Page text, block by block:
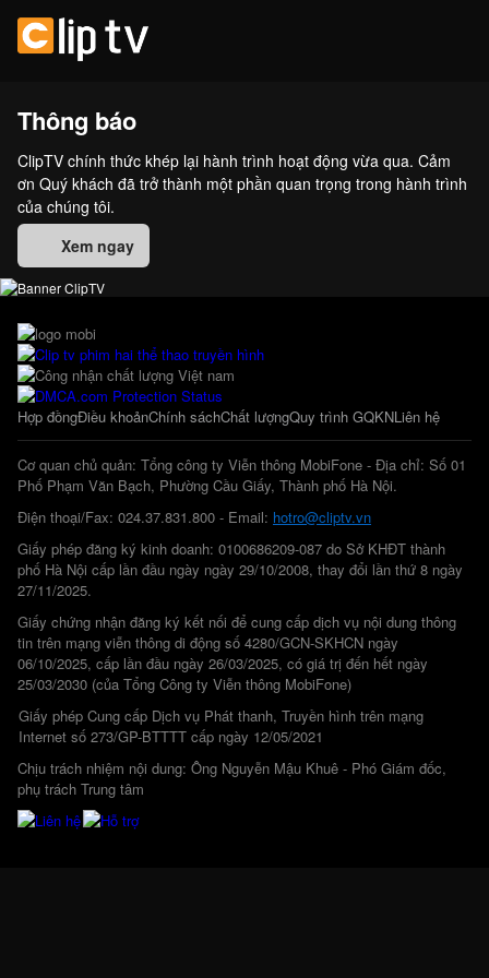
Thông báo
ClipTV chính thức khép lại hành trình hoạt động vừa qua. Cảm
ơn Quý khách đã trở thành một phần quan trọng trong hành trình
của chúng tôi.
Xem ngay
Hợp đồngĐiều khoảnChính sáchChất lượngQuy trình GQKNLiên hệ
Cơ quan chủ quản: Tổng công ty Viễn thông MobiFone - Địa chỉ: Số 01
Phố Phạm Văn Bạch, Phường Cầu Giấy, Thành phố Hà Nội.
Điện thoại/Fax: 024.37.831.800 - Email: hotro@cliptv.vn
Giấy phép đăng ký kinh doanh: 0100686209-087 do Sở KHĐT thành
phố Hà Nội cấp lần đầu ngày ngày 29/10/2008, thay đổi lần thứ 8 ngày
27/11/2025.
Giấy chứng nhận đăng ký kết nối để cung cấp dịch vụ nội dung thông
tin trên mạng viễn thông di động số 4280/GCN-SKHCN ngày
06/10/2025, cấp lần đầu ngày 26/03/2025, có giá trị đến hết ngày
25/03/2030 (của Tổng Công ty Viễn thông MobiFone)
Giấy phép Cung cấp Dịch vụ Phát thanh, Truyền hình trên mạng
Internet số 273/GP-BTTTT cấp ngày 12/05/2021
Chịu trách nhiệm nội dung: Ông Nguyễn Mậu Khuê - Phó Giám đốc,
phụ trách Trung tâm